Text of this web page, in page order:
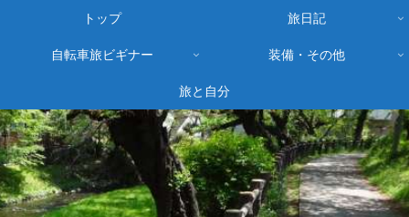
トップ 旅日記
自転車旅ビギナー 装備・その他
旅と自分